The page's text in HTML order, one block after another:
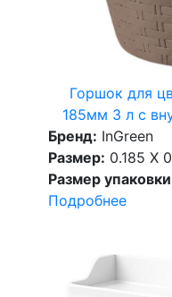
Горшок для
185мм 3 л с
Бренд: InGreen
Размер: 0.185 X
Размер
Подробнее